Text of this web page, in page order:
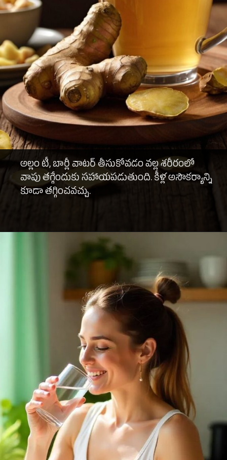
అల్లం టీ, బార్లీ వాటర్ తీసుకోవడం వల్ల శరీరంలో
వాపు తగ్గేందుకు సహాయపడుతుంది. కీళ్ల అసౌకర్యాన్ని
కూడా తగ్గించవచ్చు.